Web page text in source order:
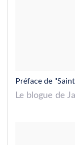
Préface de
Le blogue de